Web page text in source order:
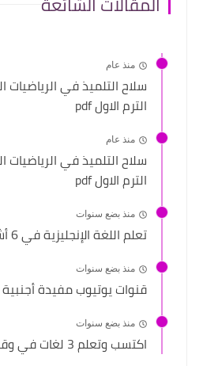
منذ عام
سلاح التلميذ في الرياضيات
الترم الاول pdf
منذ عام
سلاح التلميذ في الرياضيات
الترم الاول pdf
منذ بضع سنوات
تعلم اللغة الإنجليزية في 6 أشهر
منذ بضع سنوات
قنوات يوتيوب مفيدة أجنبية
منذ بضع سنوات
اكتسب وتعلم 3 لغات في وقت واحد